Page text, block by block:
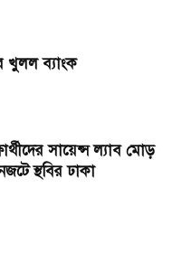
খুলল ব্যাংক
সায়েন্স ল্যাব মোড়
স্থবির ঢাকা